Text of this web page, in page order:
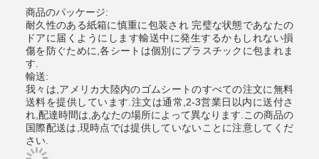
商品のパッケージ:
耐久性のある紙箱に慎重に包装され 完璧な状態であなたの
ドアに届くようにします輸送中に発生するかもしれない損
傷を防ぐために,各シートは個別にプラスチックに包まれま
す.
輸送:
我々は,アメリカ大陸内のゴムシートのすべての注文に無料
送料を提供しています.注文は通常,2-3営業日以内に送付さ
れ,配達時間は,あなたの場所によって異なります.この商品の
国際配送は,現時点では提供していないことに注意してくだ
さい.